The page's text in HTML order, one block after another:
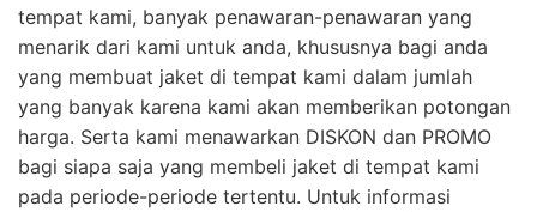
tempat kami, banyak penawaran-penawaran yang
menarik dari kami untuk anda, khususnya bagi anda
yang membuat jaket di tempat kami dalam jumlah
yang banyak karena kami akan memberikan potongan
harga. Serta kami menawarkan DISKON dan PROMO
bagi siapa saja yang membeli jaket di tempat kami
pada periode-periode tertentu. Untuk informasi